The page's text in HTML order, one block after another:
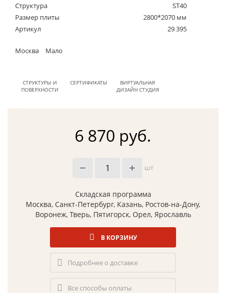
Структура
ST40
Размер плиты
2800*2070 мм
Артикул
29 395
Москва Мало
СТРУКТУРЫ И
ПОВЕРХНОСТИ
СЕРТИФИКАТЫ
ВИРТУАЛЬНАЯ
ДИЗАЙН СТУДИЯ
6 870 руб.
шт
Складская программа
Москва, Санкт-Петербург, Казань, Ростов-на-Дону,
Воронеж, Тверь, Пятигорск, Орел, Ярославль
В КОРЗИНУ
Подробнее о доставке
Все способы оплаты